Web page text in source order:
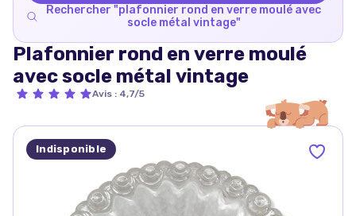
Rechercher "plafonnier rond en verre moulé avec
socle métal vintage"
Plafonnier rond en verre moulé
avec socle métal vintage
Avis : 4,7/5
Indisponible